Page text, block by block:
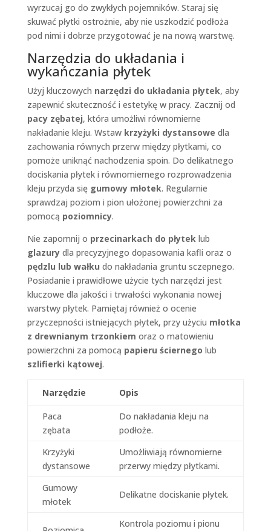
wyrzucaj go do zwykłych pojemników. Staraj się
skuwać płytki ostrożnie, aby nie uszkodzić podłoża
pod nimi i dobrze przygotować je na nową warstwę.
Narzędzia do układania i
wykańczania płytek
Użyj kluczowych narzędzi do układania płytek, aby
zapewnić skuteczność i estetykę w pracy. Zacznij od
pacy zębatej, która umożliwi równomierne
nakładanie kleju. Wstaw krzyżyki dystansowe dla
zachowania równych przerw między płytkami, co
pomoże uniknąć nachodzenia spoin. Do delikatnego
dociskania płytek i równomiernego rozprowadzenia
kleju przyda się gumowy młotek. Regularnie
sprawdzaj poziom i pion ułożonej powierzchni za
pomocą poziomnicy.
Nie zapomnij o przecinarkach do płyteklub
glazurydla precyzyjnego dopasowania kafli oraz o
pędzlu lub wałku do nakładania gruntu sczepnego.
Posiadanie i prawidłowe użycie tych narzędzi jest
kluczowe dla jakości i trwałości wykonania nowej
warstwy płytek. Pamiętaj również o ocenie
przyczepności istniejących płytek, przy użyciu młotka
z drewnianym trzonkiem oraz o matowieniu
powierzchni za pomocą papieru ściernego lub
szlifierki kątowej.
Narzędzie Opis
Paca
zębata
Do nakładania kleju na
podłoże.
Krzyżyki
dystansowe
Umożliwiają równomierne
przerwy między płytkami.
Gumowy
młotek
Delikatne dociskanie płytek.
Kontrola poziomu i pionu